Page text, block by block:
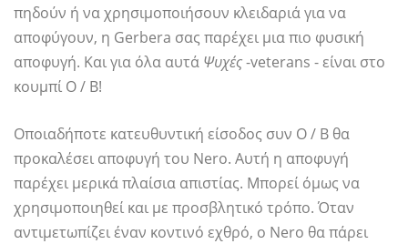
πηδούν ή να χρησιμοποιήσουν κλειδαριά για να
αποφύγουν, η Gerbera σας παρέχει μια πιο φυσική
αποφυγή. Και για όλα αυτά Ψυχές-veterans - είναι στο
κουμπί O / B!
Οποιαδήποτε κατευθυντική είσοδος συν O / B θα
προκαλέσει αποφυγή του Nero. Αυτή η αποφυγή
παρέχει μερικά πλαίσια απιστίας. Μπορεί όμως να
χρησιμοποιηθεί και με προσβλητικό τρόπο. Όταν
αντιμετωπίζει έναν κοντινό εχθρό, ο Nero θα πάρει